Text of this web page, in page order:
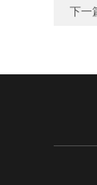
下一